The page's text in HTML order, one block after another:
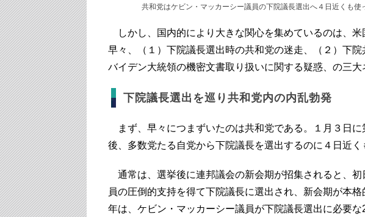
共和党はケビン・マッカーシー議員の下院議長選出へ４日近くも使
しかし、国内的により大きな関心を集めているのは、米
早々、（１）下院議長選出時の共和党の迷走、（２）下院
バイデン大統領の機密文書取り扱いに関する疑惑、の三大
下院議長選出を巡り共和党内の内乱勃発
まず、早々につまずいたのは共和党である。１月３日に
後、多数党たる自党から下院議長を選出するのに４日近く
通常は、選挙後に連邦議会の新会期が招集されると、初
員の圧倒的支持を得て下院議長に選出され、新会期が本
年は、ケビン・マッカーシー議員が下院議長選出に必要